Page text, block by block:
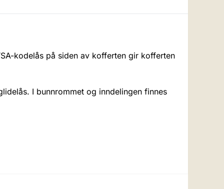
kodelås på siden av kofferten gir kofferten
I bunnrommet og inndelingen finnes